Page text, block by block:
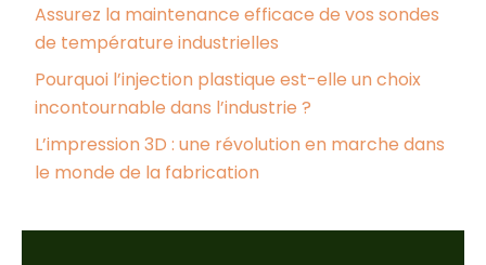
Assurez la maintenance efficace de vos sondes
de température industrielles
Pourquoi l’injection plastique est-elle un choix
incontournable dans l’industrie ?
L’impression 3D : une révolution en marche dans
le monde de la fabrication